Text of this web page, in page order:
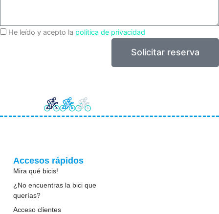
He leído y acepto la política de privacidad
Solicitar reserva
Accesos rápidos
Mira qué bicis!
¿No encuentras la bici que
querías?
Acceso clientes